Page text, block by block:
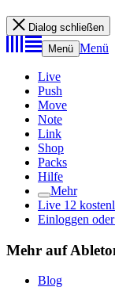
Dialog schließen
Menü Menü
Live
Push
Move
Note
Link
Shop
Packs
Hilfe
Mehr
Live 12
Einloggen
Mehr auf
Blog